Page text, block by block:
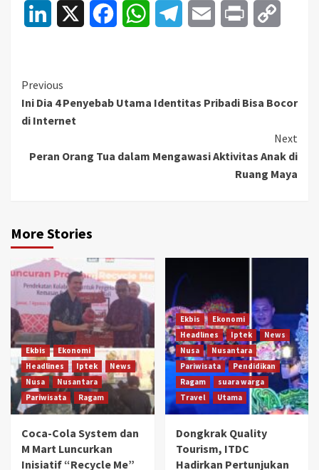
LinkedIn FacebookWhatsAppTelegramEmail Print
Continue
Reading
Previous
Ini Dia 4 Penyebab Utama Identitas Pribadi Bisa Bocor
di Internet
Next
Peran Orang Tua dalam Mengawasi Aktivitas Anak di
Ruang Maya
More Stories
Ekbis
Ekonomi
Headlines
Iptek
News
Nusa
Nusantara
Pariwisata
Ragam
Coca-Cola System dan
M Mart Luncurkan
Inisiatif “Recycle Me”
Ekbis
Ekonomi
Headlines
Iptek
News
Nusa
Nusantara
Pariwisata
Pendidikan
Ragam
suara warga
Travel
Utama
Dongkrak Quality
Tourism, ITDC
Hadirkan Pertunjukan